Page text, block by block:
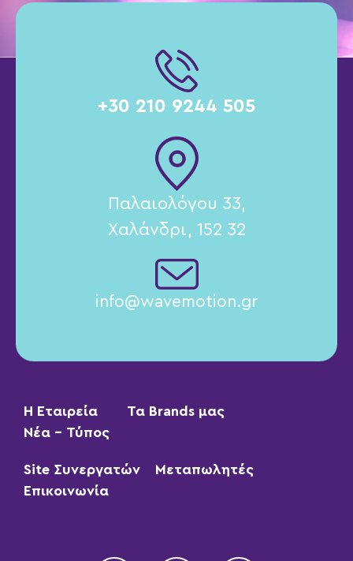
Η Εταιρεία
Τα Brands μας
Νέα – Τύπος
+30 210 9244 505
Παλαιολόγου 33,
Χαλάνδρι, 152 32
info@wavemotion.gr
Site Συνεργατών
Μεταπωλητές
Επικοινωνία